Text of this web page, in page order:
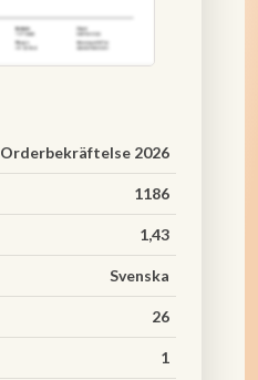
Orderbekräftelse 2026
1186
1,43
Svenska
26
1